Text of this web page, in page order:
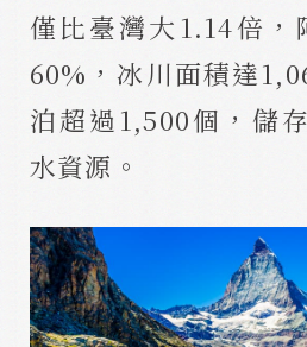
僅比臺灣大1.14倍，
60%，冰川面積達
泊超過1,500個，儲
水資源。